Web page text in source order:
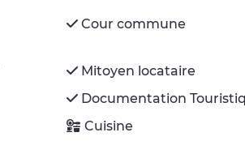
Cour commune
Mitoyen locataire
Documentation
Cuisine